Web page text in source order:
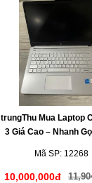
trungThu Mua Laptop
3 Giá Cao – Nhanh
Mã SP: 12268
10,000,000đ